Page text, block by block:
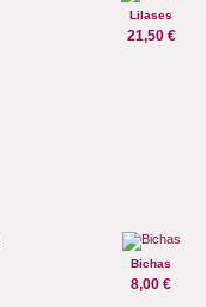
Lilases
21,50 €
Bichas
8,00 €